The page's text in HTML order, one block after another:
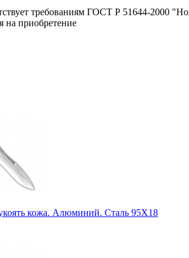
требованиям ГОСТ Р 51644-2000
на приобретение
кожа. Алюминий. Сталь 95Х18